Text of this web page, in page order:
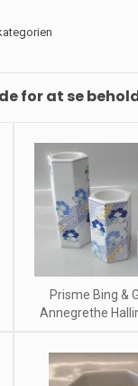
for at se
Prisme Bing &
Annegrethe